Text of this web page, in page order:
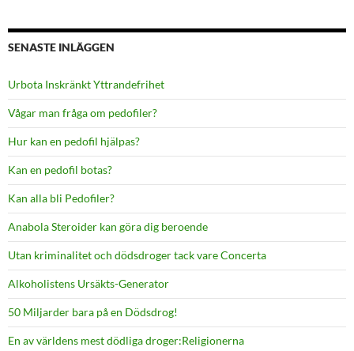
SENASTE INLÄGGEN
Urbota Inskränkt Yttrandefrihet
Vågar man fråga om pedofiler?
Hur kan en pedofil hjälpas?
Kan en pedofil botas?
Kan alla bli Pedofiler?
Anabola Steroider kan göra dig beroende
Utan kriminalitet och dödsdroger tack vare Concerta
Alkoholistens Ursäkts-Generator
50 Miljarder bara på en Dödsdrog!
En av världens mest dödliga droger:Religionerna